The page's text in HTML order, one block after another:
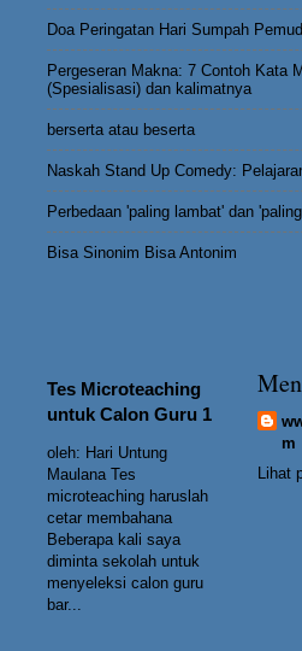
Doa Peringatan Hari Sumpah
Pergeseran Makna: 7 Contoh Kata
(Spesialisasi) dan kalimatnya
berserta atau beserta
Naskah Stand Up Comedy:
Perbedaan 'paling lambat' dan
Bisa Sinonim Bisa Antonim
Tes Microteaching
untuk Calon Guru 1
oleh: Hari Untung
Maulana Tes
microteaching haruslah
cetar membahana
Beberapa kali saya
diminta sekolah untuk
menyeleksi calon guru
bar...
m
Lihat